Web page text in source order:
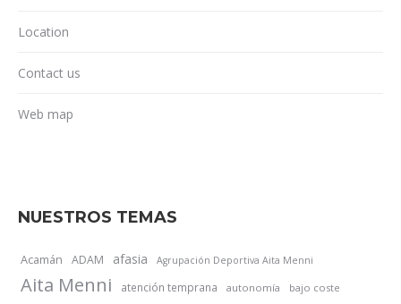
Location
Contact us
Web map
NUESTROS TEMAS
Acamán ADAM afasia Agrupación Deportiva Aita Menni
Aita Menni atención temprana autonomía bajo coste